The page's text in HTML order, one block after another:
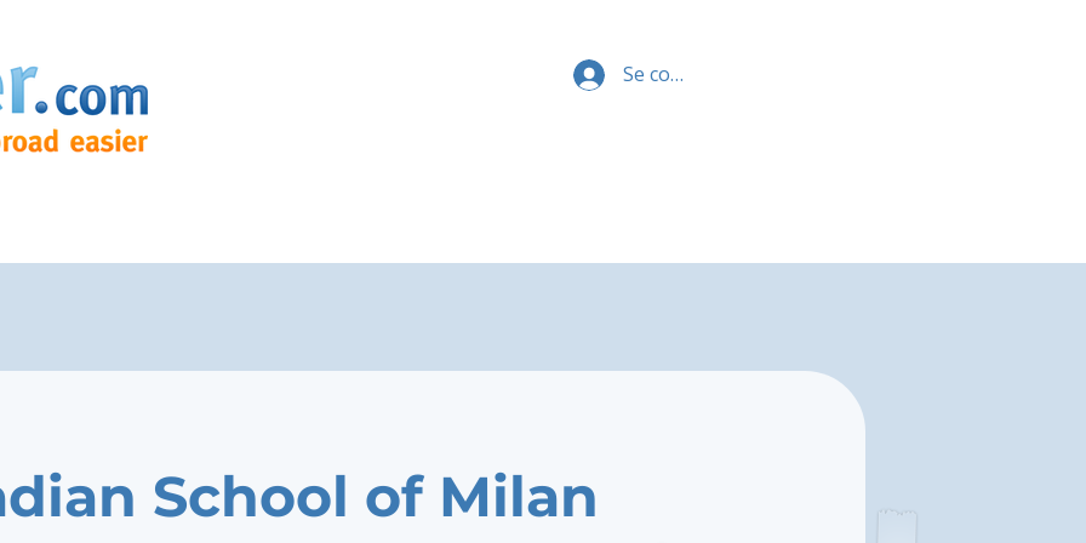
Se connecter
School of Milan